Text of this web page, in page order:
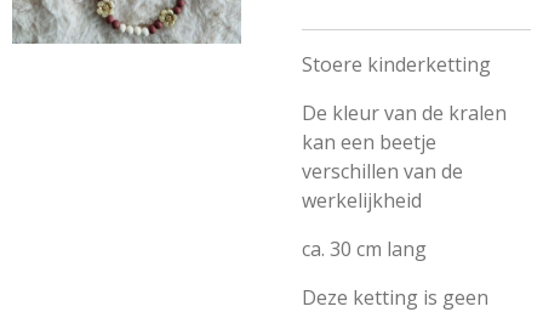
Stoere kinderketting
De kleur van de kralen
kan een beetje
verschillen van de
werkelijkheid
ca. 30 cm lang
Deze ketting is geen